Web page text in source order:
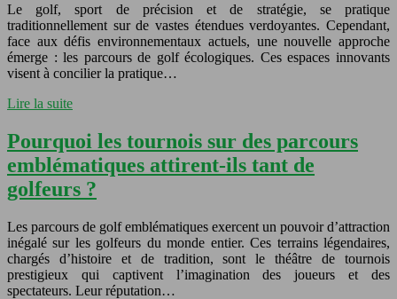
Le golf, sport de précision et de stratégie, se pratique
traditionnellement sur de vastes étendues verdoyantes. Cependant,
face aux défis environnementaux actuels, une nouvelle approche
émerge : les parcours de golf écologiques. Ces espaces innovants
visent à concilier la pratique…
Lire la suite
Pourquoi les tournois sur des parcours
emblématiques attirent-ils tant de
golfeurs ?
Les parcours de golf emblématiques exercent un pouvoir d’attraction
inégalé sur les golfeurs du monde entier. Ces terrains légendaires,
chargés d’histoire et de tradition, sont le théâtre de tournois
prestigieux qui captivent l’imagination des joueurs et des
spectateurs. Leur réputation…